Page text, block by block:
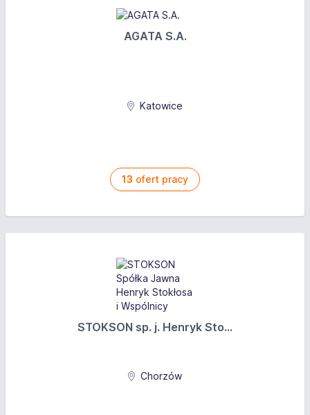
AGATA S.A.
Katowice
13 ofert pracy
STOKSON sp. j. Henryk Sto...
Chorzów